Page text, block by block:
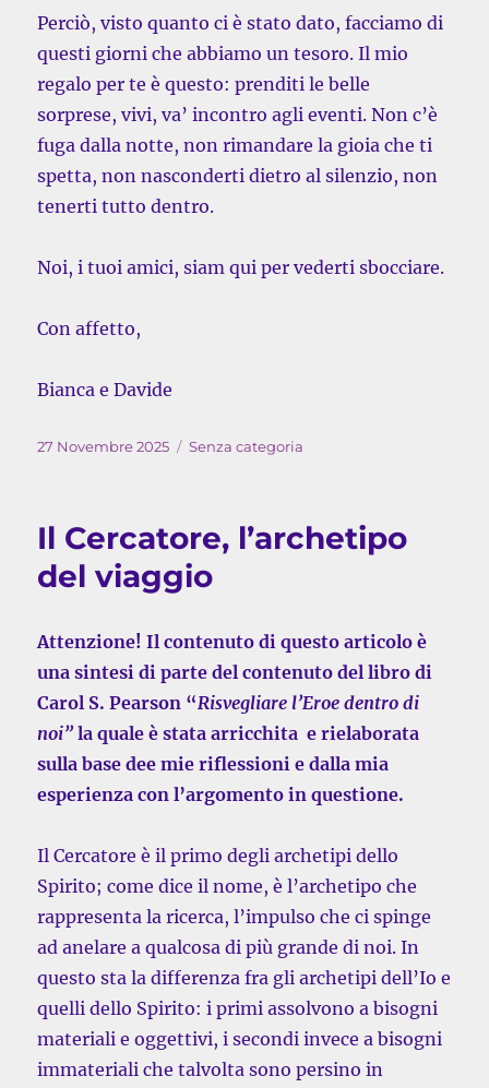
Perciò, visto quanto ci è stato dato, facciamo di
questi giorni che abbiamo un tesoro. Il mio
regalo per te è questo: prenditi le belle
sorprese, vivi, va’ incontro agli eventi. Non c’è
fuga dalla notte, non rimandare la gioia che ti
spetta, non nasconderti dietro al silenzio, non
tenerti tutto dentro.
Noi, i tuoi amici, siam qui per vederti sbocciare.
Con affetto,
Bianca e Davide
Pubblicato
27 Novembre 2025 Categorie
Senza categoria
Il Cercatore, l’archetipo
del viaggio
Attenzione! Il contenuto di questo articolo è
una sintesi di parte del contenuto del libro di
Carol S. Pearson “Risvegliare l’Eroe dentro di
noi”la quale è stata arricchita e rielaborata
sulla base dee mie riflessioni e dalla mia
esperienza con l’argomento in questione.
Il Cercatore è il primo degli archetipi dello
Spirito; come dice il nome, è l’archetipo che
rappresenta la ricerca, l’impulso che ci spinge
ad anelare a qualcosa di più grande di noi. In
questo sta la differenza fra gli archetipi dell’Io e
quelli dello Spirito: i primi assolvono a bisogni
materiali e oggettivi, i secondi invece a bisogni
immateriali che talvolta sono persino in